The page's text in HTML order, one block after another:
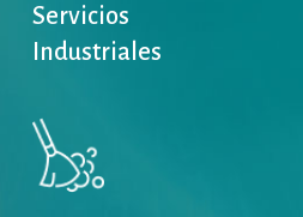
Servicios
Industriales